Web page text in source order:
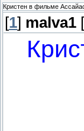
Кристен в фильме
[1] malva1